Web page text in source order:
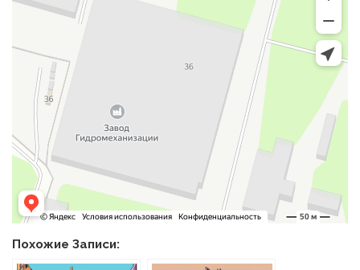
Похожие Записи: